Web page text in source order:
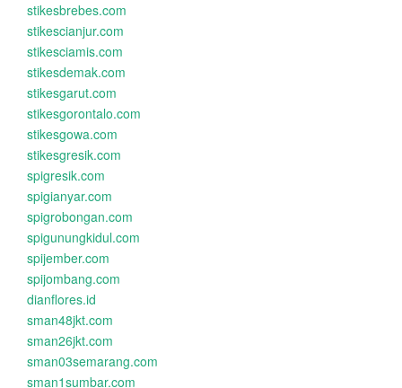
stikesbrebes.com
stikescianjur.com
stikesciamis.com
stikesdemak.com
stikesgarut.com
stikesgorontalo.com
stikesgowa.com
stikesgresik.com
spigresik.com
spigianyar.com
spigrobongan.com
spigunungkidul.com
spijember.com
spijombang.com
dianflores.id
sman48jkt.com
sman26jkt.com
sman03semarang.com
sman1sumbar.com